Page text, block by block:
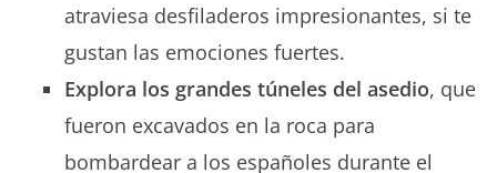
atraviesa desfiladeros impresionantes, si te
gustan las emociones fuertes.
Explora los grandes túneles del asedio, que
fueron excavados en la roca para
bombardear a los españoles durante el